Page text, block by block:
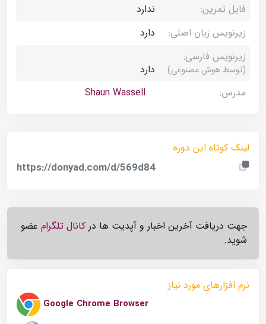
فایل تمرین:
ندارد
زیرنویس زبان اصلی:
دارد
زیرنویس فارسی:
(توسط هوش مصنوعی)
دارد
مدرس:
Shaun Wassell
لینک کوتاه این دوره
https://donyad.com/d/569d84
جهت دریافت آخرین اخبار و آپدیت ها درکانال تلگرامعضو
شوید.
نرم افزارهای مورد نیاز
Google Chrome Browser